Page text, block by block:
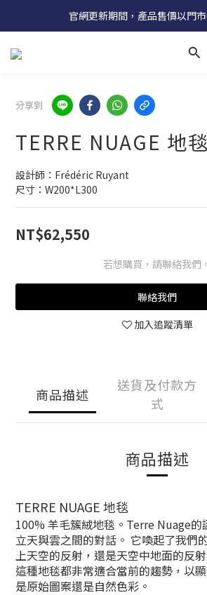
受國際原物料價格上漲，法國自 5/18 起
官網更新期間，產品售價以門
受國際原物料價格上漲，法國自 5/18 起
分享到
TERRE NUAGE 地毯
設計師：Frédéric Ruyant
尺寸：W200*L300
NT$62,550
若想購買，請聯絡我們。
聯絡我們
加入追蹤清單
商品描述
送貨及付款方
式
商品描述
TERRE NUAGE 地毯
100% 羊毛簇絨地毯。Terre Nuage的
立天與雲之間的對話。 它喚起了我們
上天空的反射，還是天空中地面的反
這種地毯都非常適合當前的趨勢，以
是原始圖案還是自然色彩。